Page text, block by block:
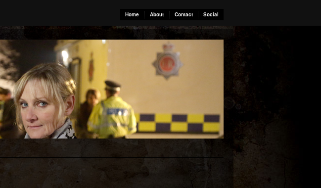
Home About Contact Social